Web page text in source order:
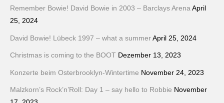
Remember Bowie! David Bowie in 2003 – Barclays Arena April
25, 2024
David Bowie! Lübeck 1997 – what a summer April 25, 2024
Christmas is coming to the BOOT Dezember 13, 2023
Konzerte beim Osterbrooklyn-Wintertime November 24, 2023
Malzkorn’s Rock’n’Roll: Day 1 – say hello to Robbie November